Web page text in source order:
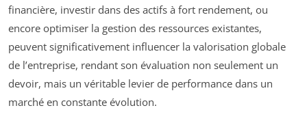
financière, investir dans des actifs à fort rendement, ou
encore optimiser la gestion des ressources existantes,
peuvent significativement influencer la valorisation globale
de l’entreprise, rendant son évaluation non seulement un
devoir, mais un véritable levier de performance dans un
marché en constante évolution.